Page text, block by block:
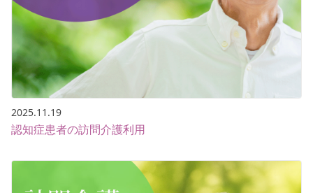
2025.11.19
認知症患者の訪問介護利用